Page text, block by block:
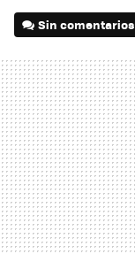
Sin comentarios